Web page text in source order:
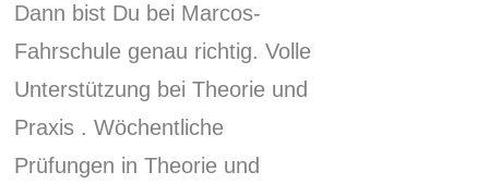
Dann bist Du bei Marcos-
Fahrschule genau richtig. Volle
Unterstützung bei Theorie und
Praxis . Wöchentliche
Prüfungen in Theorie und